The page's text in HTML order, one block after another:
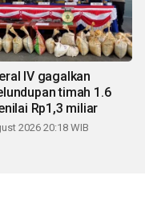
IV gagalkan
timah 1.6
Rp1,3 miliar
2026 20:18 WIB